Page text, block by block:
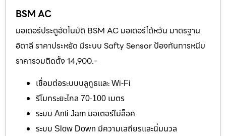
BSM AC
มอเตอร์ประตูอัตโนมัติ BSM AC มอเตอร์ไต้หวัน มาตรฐาน
อิตาลี ราคาประหยัด มีระบบ Safty Sensor ป้องกันการหนีบ
ราคารวมติดตั้ง 14,900.-
เชื่อมต่อระบบบลูทูธและ Wi-Fi
รีโมทระยะไกล 70-100 เมตร
ระบบ Anti Jam มอเตอร์ไม่ล็อค
ระบบ Slow Down มีความเสถียรและนิ่มนวล